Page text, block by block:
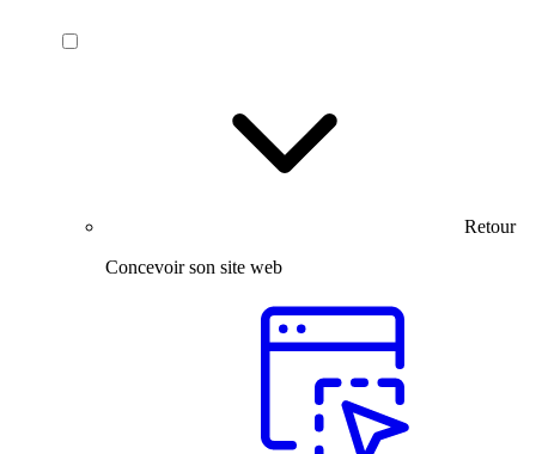
Retour
Concevoir son site web